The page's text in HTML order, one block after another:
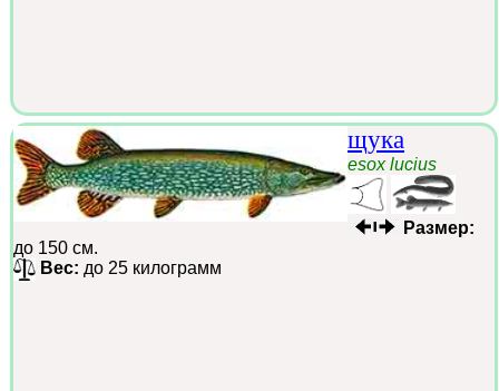
щука
esox lucius
Размер:
до 150 см.
Вес: до 25 килограмм